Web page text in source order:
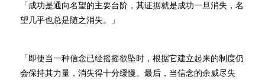
「成功是通向名望的主要台阶，其证据就是成功一旦消失，名
望几乎也总是随之消失。」
「即使当一种信念已经摇摇欲坠时，根据它建立起来的制度仍
会保持其力量，消失得十分缓慢。最后，当信念的余威尽失